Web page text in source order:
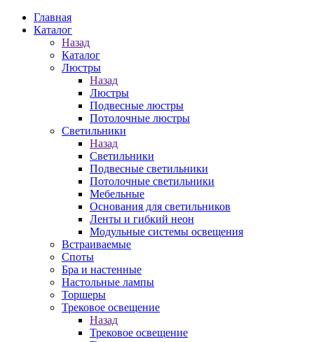
Главная
Каталог
Назад
Каталог
Люстры
Назад
Люстры
Подвесные люстры
Потолочные люстры
Светильники
Назад
Светильники
Подвесные светильники
Потолочные светильники
Мебельные
Основания для светильников
Ленты и гибкий неон
Модульные системы освещения
Встраиваемые
Споты
Бра и настенные
Настольные лампы
Торшеры
Трековое освещение
Назад
Трековое освещение